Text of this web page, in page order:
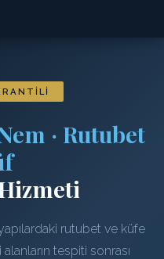
· Rutubet
rutubet ve küfe
tespiti sonrası